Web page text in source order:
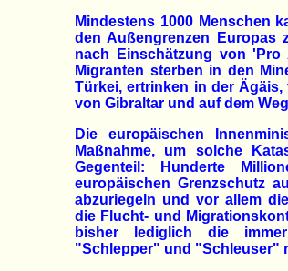
Mindestens 1000 Menschen
den Außengrenzen Europas
nach Einschätzung von 'Pro
Migranten sterben in den
Türkei, ertrinken in der
von Gibraltar und auf dem
Die europäischen
Maßnahme, um solche
Gegenteil: Hunderte
europäischen Grenzschutz
abzuriegeln und vor allem
die Flucht- und
bisher lediglich die
"Schlepper" und "Schleuser"